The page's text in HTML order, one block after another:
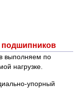
выполняем по
нагрузке.
упорный